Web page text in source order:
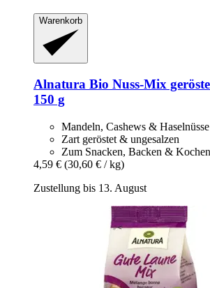
Warenkorb
Alnatura Bio Nuss-​Mix
150 g
Mandeln, Cashews & Haselnüsse
Zart geröstet & ungesalzen
Zum Snacken, Backen & Kochen
4,59 € (30,60 € / kg)
Zustellung bis 13. August